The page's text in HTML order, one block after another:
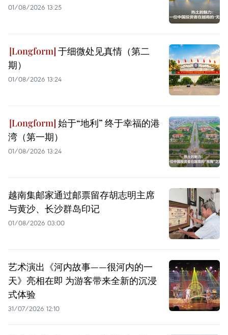
01/08/2026 13:25
于细微处见真情（第二
期）
01/08/2026 13:24
始于“地利” 终于幸福的港
湾（第一期）
01/08/2026 13:24
越南集邮家通过邮票留存胡志明主席
与黄沙、长沙群岛印记
01/08/2026 03:00
艺术演出《河内故事——很河内的一
天》亮相在即 为游客带来全新的沉浸
式体验
31/07/2026 12:10